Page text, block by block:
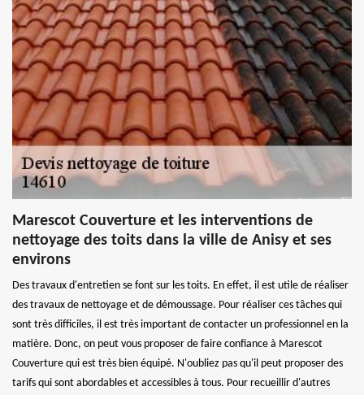
Marescot Couverture et les interventions de
nettoyage des toits dans la ville de Anisy et ses
environs
Des travaux d'entretien se font sur les toits. En effet, il est utile de réaliser
des travaux de nettoyage et de démoussage. Pour réaliser ces tâches qui
sont très difficiles, il est très important de contacter un professionnel en la
matière. Donc, on peut vous proposer de faire confiance à Marescot
Couverture qui est très bien équipé. N'oubliez pas qu'il peut proposer des
tarifs qui sont abordables et accessibles à tous. Pour recueillir d'autres